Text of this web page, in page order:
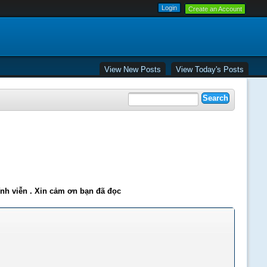
Create an Account
View New Posts View Today's Posts
viễn . Xin cảm ơn bạn đã đọc